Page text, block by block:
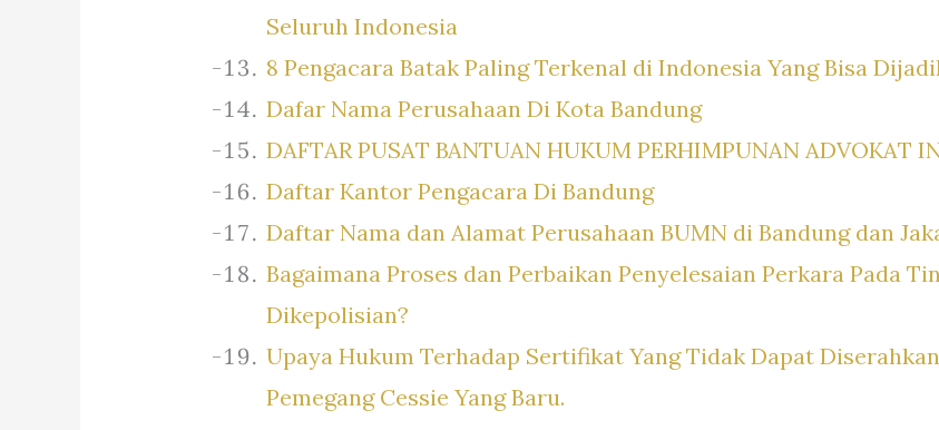
Seluruh Indonesia
8 Pengacara Batak Paling Terkenal di Indonesia Yang Bisa
Dafar Nama Perusahaan Di Kota Bandung
DAFTAR PUSAT BANTUAN HUKUM PERHIMPUNAN ADVOKAT
Daftar Kantor Pengacara Di Bandung
Daftar Nama dan Alamat Perusahaan BUMN di Bandung dan
Bagaimana Proses dan Perbaikan Penyelesaian Perkara Pada
Dikepolisian?
Upaya Hukum Terhadap Sertifikat Yang Tidak Dapat
Pemegang Cessie Yang Baru.